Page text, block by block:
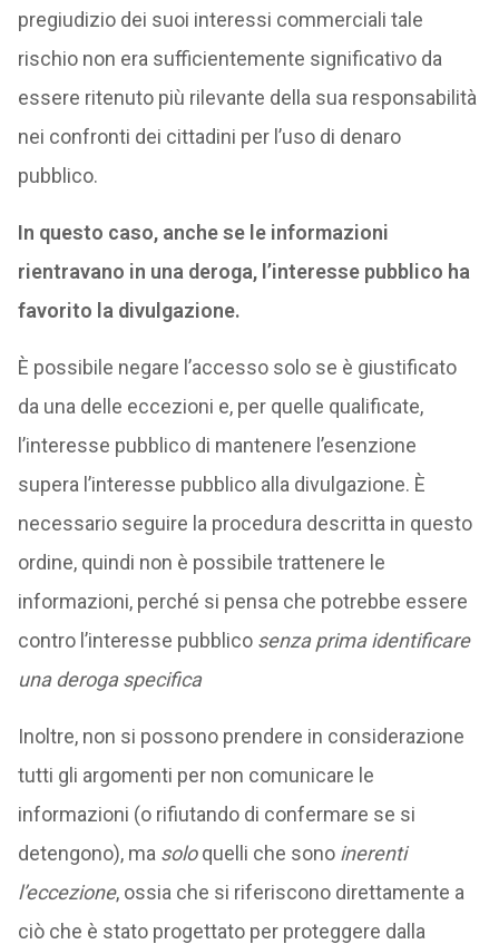
pregiudizio dei suoi interessi commerciali tale
rischio non era sufficientemente significativo da
essere ritenuto più rilevante della sua responsabilità
nei confronti dei cittadini per l’uso di denaro
pubblico.
In questo caso, anche se le informazioni
rientravano in una deroga, l’interesse pubblico ha
favorito la divulgazione.
È possibile negare l’accesso solo se è giustificato
da una delle eccezioni e, per quelle qualificate,
l’interesse pubblico di mantenere l’esenzione
supera l’interesse pubblico alla divulgazione. È
necessario seguire la procedura descritta in questo
ordine, quindi non è possibile trattenere le
informazioni, perché si pensa che potrebbe essere
contro l’interesse pubblico senza prima identificare
una deroga specifica
Inoltre, non si possono prendere in considerazione
tutti gli argomenti per non comunicare le
informazioni (o rifiutando di confermare se si
detengono), ma soloquelli che sono inerenti
l’eccezione, ossia che si riferiscono direttamente a
ciò che è stato progettato per proteggere dalla